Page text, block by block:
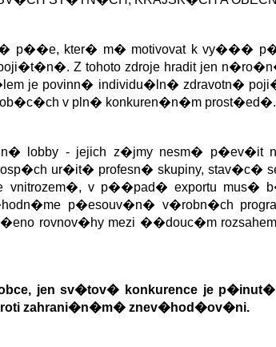
p��e, kter� m� motivovat k vy���
Z tohoto zdroje hradit jen
je povinn� individu�ln� zdravotn�
v pln� konkuren�n�m prost�ed�.
- jejich z�jmy nesm� p�ev�it
ur�it� profesn� skupiny, stav�c�
v p��pad� exportu mus�
p�esouv�n� v�robn�ch
rovnov�hy mezi ��douc�m
jen sv�tov� konkurence je
zahrani�n�m� znev�hod�ov�ni.